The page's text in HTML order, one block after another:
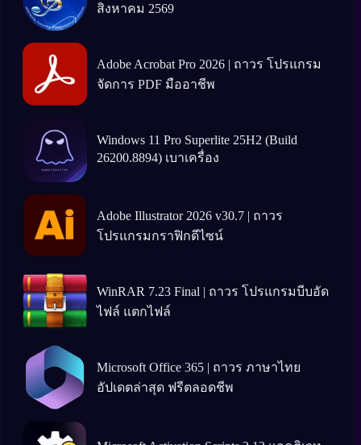
สิงหาคม 2569
Adobe Acrobat Pro 2026 | ถาวร โปรแกรม
จัดการ PDF มืออาชีพ
Windows 11 Pro Superlite 25H2 (Build
26200.8894) เบาเครื่อง
Adobe Illustrator 2026 v30.7 | ถาวร
โปรแกรมกราฟิกดีไซน์
WinRAR 7.23 Final | ถาวร โปรแกรมบีบอัด
ไฟล์ แตกไฟล์
Microsoft Office 365 | ถาวร ภาษาไทย
อัปเดตล่าสุด ฟรีตลอดชีพ